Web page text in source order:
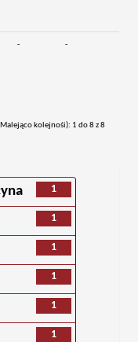
- -
kolejnośi): 1 do 8 z 8
1
1
1
1
1
1